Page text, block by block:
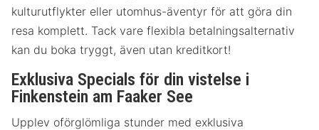
kulturutflykter eller utomhus-äventyr för att göra din
resa komplett. Tack vare flexibla betalningsalternativ
kan du boka tryggt, även utan kreditkort!
Exklusiva Specials för din vistelse i
Finkenstein am Faaker See
Upplev oförglömliga stunder med exklusiva